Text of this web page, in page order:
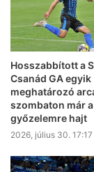
Hosszabbított a
Csanád GA egyik
meghatározó
szombaton már a
győzelemre hajt
2026, július 30. 17:17